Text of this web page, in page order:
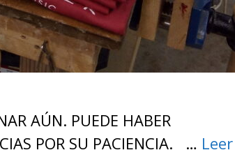
AÚN. PUEDE HABER
POR SU PACIENCIA. …